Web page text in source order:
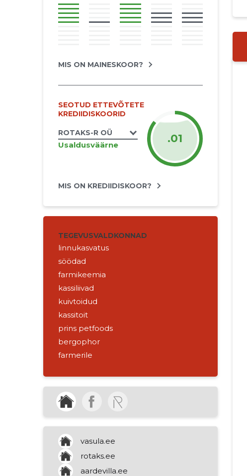
MIS ON MAINESKOOR?
SEOTUD ETTEVÕTETE
KREDIIDISKOORID
ROTAKS-R OÜ
Usaldusväärne .01
MIS ON KREDIIDISKOOR?
TEGEVUSVALDKONNAD
linnukasvatus
söödad
farmikeemia
kassiliivad
kuivtoidud
kassitoit
prins petfoods
bergophor
farmerile
seakasvatus
kinnisvara rentimine
külalistemajad
korteriühistute tegevused
põllumajandusseltsid
vasula.ee
rotaks.ee
aardevilla.ee